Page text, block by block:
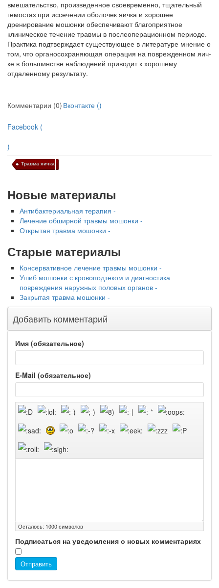
вмешательство, произведенное своевременно, тщательный
гемостаз при иссечении оболочек яичка и хорошее
дренирование мошонки обеспечивают благоприятное
клиническое течение травмы в послеоперационном периоде.
Практика подтверждает существующее в литературе мне­ние о
том, что органосохраняющая операция на поврежденном яич­
ке в большинстве наблюдений приводит к хорошему
отдаленному результату.
Комментарии (0) Вконтакте ()
Facebook (
)
Травма яичка
Новые материалы
Антибактериальная терапия -
Лечение обширной травмы мошонки -
Открытая травма мошонки -
Старые материалы
Консервативное лечение травмы мошонки -
Ушиб мошонки с кровоподтеком и диагностика
повреждения наружных половых органов -
Закрытая травма мошонки -
Добавить комментарий
Имя (обязательное)
E-Mail (обязательное)
Осталось: 1000символов
Подписаться на уведомления о новых комментариях
Отправить